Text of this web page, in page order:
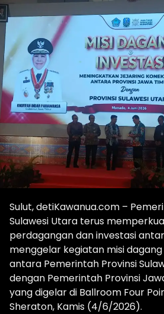
Sulut, detiKawanua.com –
Sulawesi Utara terus
perdagangan dan investasi
menggelar kegiatan misi
antara Pemerintah Provinsi
dengan Pemerintah Provinsi
yang digelar di Ballroom Four
Sheraton, Kamis (4/6/2026).